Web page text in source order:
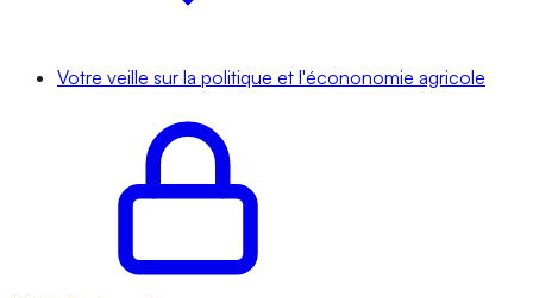
Votre veille sur la politique et l'écononomie agricole